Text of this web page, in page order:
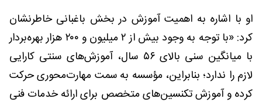
او با اشاره به اهمیت آموزش در بخش باغبانی خاطرنشان
کرد: «با توجه به وجود بیش از ۲ میلیون و ۲۰۰ هزار بهره‌بردار
با میانگین سنی بالای ۵۶ سال، آموزش‌های سنتی کارایی
لازم را ندارد؛ بنابراین، مؤسسه به سمت مهارت‌محوری حرکت
کرده و آموزش تکنسین‌های متخصص برای ارائه خدمات فنی